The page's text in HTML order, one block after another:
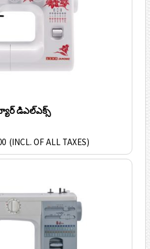
డిఎల్ఎక్స్
(INCL. OF ALL TAXES)